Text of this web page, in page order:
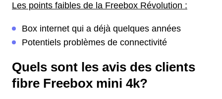
Les points faibles de la Freebox Révolution :
Box internet qui a déjà quelques années
Potentiels problèmes de connectivité
Quels sont les avis des clients
fibre Freebox mini 4k?